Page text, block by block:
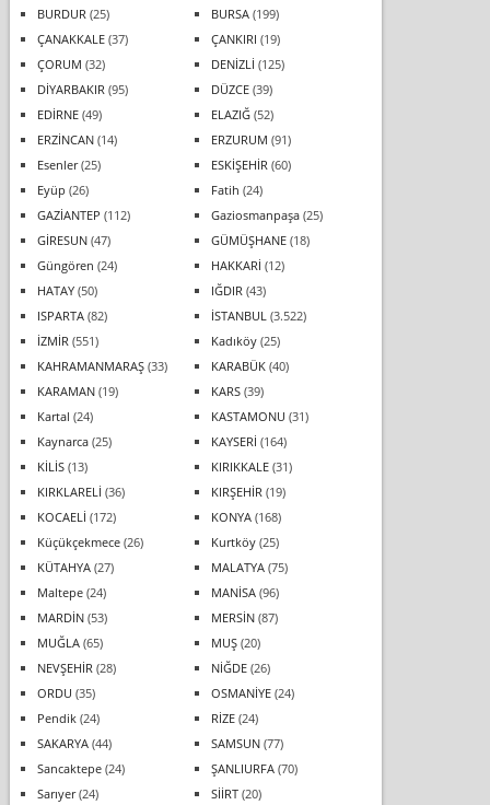
BURDUR (25) BURSA(199)
ÇANAKKALE(37) ÇANKIRI (19)
ÇORUM (32) DENİZLİ (125)
DİYARBAKIR (95) DÜZCE(39)
EDİRNE(49) ELAZIĞ(52)
ERZİNCAN(14) ERZURUM (91)
Esenler(25) ESKİŞEHİR (60)
Eyüp (26) Fatih (24)
GAZİANTEP (112) Gaziosmanpaşa(25)
GİRESUN(47) GÜMÜŞHANE(18)
Güngören (24) HAKKARİ (12)
HATAY(50) IĞDIR (43)
ISPARTA(82) İSTANBUL (3.522)
İZMİR (551) Kadıköy(25)
KAHRAMANMARAŞ(33) KARABÜK(40)
KARAMAN(19) KARS(39)
Kartal (24) KASTAMONU (31)
Kaynarca(25) KAYSERİ (164)
KİLİS(13) KIRIKKALE(31)
KIRKLARELİ (36) KIRŞEHİR (19)
KOCAELİ (172) KONYA(168)
Küçükçekmece(26) Kurtköy(25)
KÜTAHYA(27) MALATYA(75)
Maltepe(24) MANİSA(96)
MARDİN(53) MERSİN(87)
MUĞLA(65) MUŞ(20)
NEVŞEHİR (28) NİĞDE(26)
ORDU (35) OSMANİYE(24)
Pendik(24) RİZE(24)
SAKARYA(44) SAMSUN(77)
Sancaktepe(24) ŞANLIURFA(70)
Sarıyer(24) SİİRT(20)